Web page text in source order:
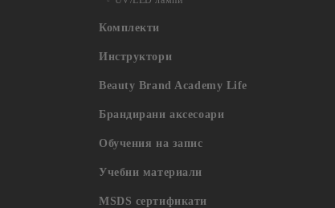
Комплекти
Инструктори
Beauty Brand Academy Life
Брандирани аксесоари
Обучения на запис
Учебни материали
MSDS сертификати